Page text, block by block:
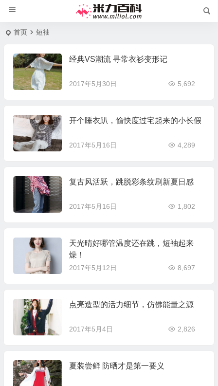
首页 短袖
经典VS潮流 寻常衣衫变形记
2017年5月30日 5,692
开个睡衣趴，愉快度过宅起来的小长假
2017年5月16日 4,289
复古风活跃，跳脱彩条纹刷新夏日感
2017年5月16日 1,802
天光晴好哪管温度还在跳，短袖起来
燥！
2017年5月12日 8,697
点亮造型的活力细节，仿佛能量之源
2017年5月4日 2,826
夏装尝鲜 防晒才是第一要义